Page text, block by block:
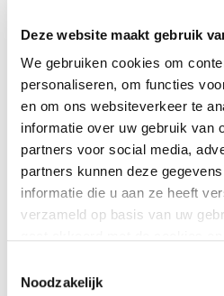
Deze website maakt gebruik
We gebruiken cookies om
personaliseren, om functies
en om ons websiteverkeer te
informatie over uw gebruik van
partners voor social media,
partners kunnen deze
informatie die u aan ze heeft
verzameld op basis van uw
Noodzakelijk
lopen. Maatregelen om het feest te
feest zelf. Door ‘te veel
voorjaarsfeesten in Amsterdam in
1646 en in Kennemerland in het